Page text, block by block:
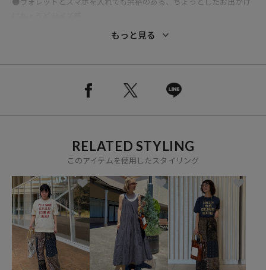
※掲載画像の商品の色味は、屋外や屋内の光の照射や角度により実物
※着用、お取り扱いの際は、商品についている品質表示とアテンショ
ンタグを必ずご確認下さい。
参考価格
6,996円（2025年5月16日時点）
※「参考価格」とは、Daytona Parkにおける対象商品の通常販売（先
もっと見る
RELATED STYLING
このアイテムを使用したスタイリング